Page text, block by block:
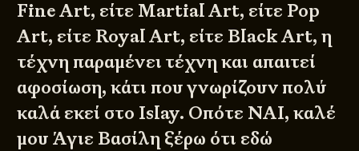
Fine Art, είτε Martial Art, είτε Pop
Art, είτε Royal Art, είτε Black Art, η
τέχνη παραμένει τέχνη και απαιτεί
αφοσίωση, κάτι που γνωρίζουν πολύ
καλά εκεί στο Islay. Οπότε ΝΑΙ, καλέ
μου Άγιε Βασίλη ξέρω ότι εδώ